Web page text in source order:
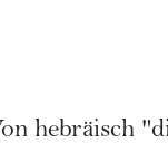
hebräisch